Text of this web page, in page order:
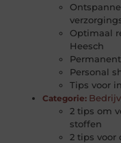
Optimaal
Heesch
Personal
Tips voor
Categorie:
2 tips om
stoffen
2 tips voor